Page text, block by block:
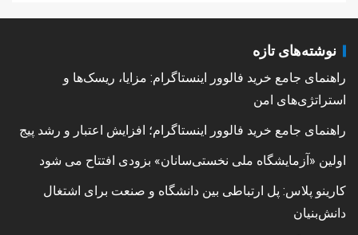
نوشته‌های تازه
راهنمای جامع خرید فالوور اینستاگرام: مزایا، ریسک‌ها و
استراتژی‌های امن
راهنمای جامع خرید فالوور اینستاگرام؛ افزایش اعتبار و رشد پیج
اولین «آزمایشگاه ملی نخستی‌سانان» بزودی افتتاح می شود
کارینو پلاس: پل ارتباطی بین دانشگاه و صنعت برای اشتغال
دانش‌بنیان